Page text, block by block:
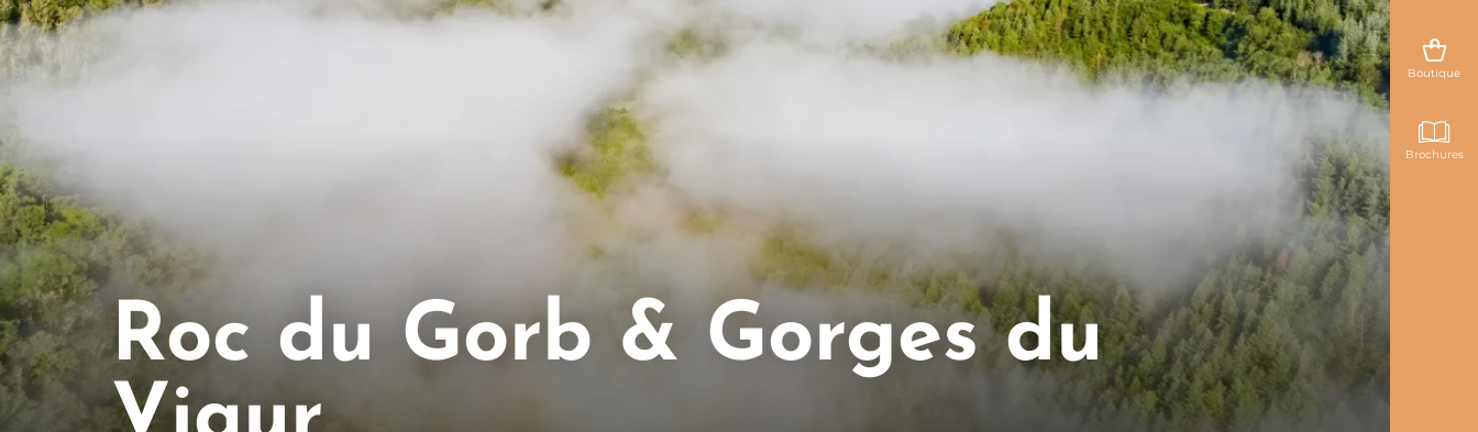
Roc du Gorb & Gorges du
Boutique
Brochures